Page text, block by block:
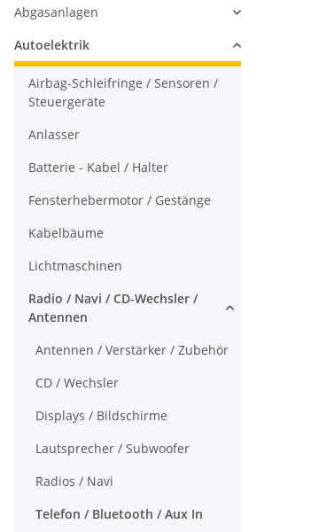
Abgasanlagen
Autoelektrik
Airbag-Schleifringe / Sensoren /
Steuergeräte
Anlasser
Batterie - Kabel / Halter
Fensterhebermotor / Gestänge
Kabelbäume
Lichtmaschinen
Radio / Navi / CD-Wechsler /
Antennen
Antennen / Verstärker / Zubehör
CD / Wechsler
Displays / Bildschirme
Lautsprecher / Subwoofer
Radios / Navi
Telefon / Bluetooth / Aux In